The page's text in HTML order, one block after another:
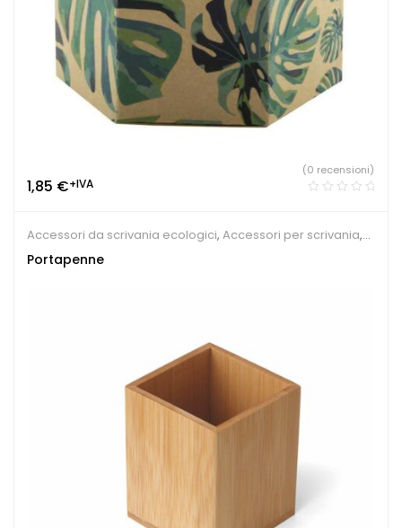
1,85 €+IVA
(0 recensioni)
Accessori da scrivania ecologici, Accessori per scrivania,
Sindacati
Portapenne